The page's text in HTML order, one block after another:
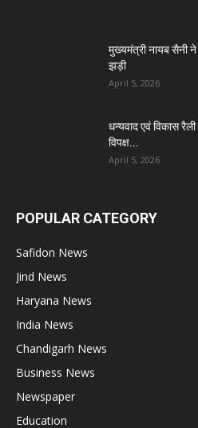
मुख्यमंत्री नायब सैनी
झड़ी
April 5, 2026
धन्यवाद एवं विकास
विपक्ष...
April 5, 2026
POPULAR CATEGORY
Safidon News
Jind News
Haryana News
India News
Chandigarh News
Business News
Newspaper
Education